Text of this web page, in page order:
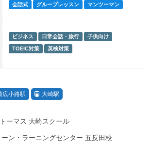
会話式 グループレッスン マンツーマン
ビジネス 日常会話・旅行 子供向け
TOEIC対策 英検対策
広小路駅 大崎駅
ーマス 大崎スクール
ン・ラーニングセンター 五反田校